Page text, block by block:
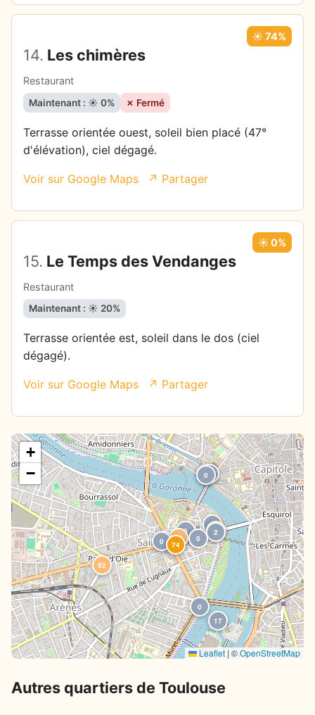
14. Les chimères
Restaurant
☀️ 74%
Maintenant : ☀️ 0% ✗ Fermé
Terrasse orientée ouest, soleil bien placé (47°
d'élévation), ciel dégagé.
Voir sur Google Maps ↗ Partager
15. Le Temps des Vendanges
Restaurant
☀️ 0%
Maintenant : ☀️ 20%
Terrasse orientée est, soleil dans le dos (ciel
dégagé).
Voir sur Google Maps ↗ Partager
00
52
0
2
0
0
56
00
17
0
74
0
+
−
Leaflet | ©OpenStreetMap
Autres quartiers de Toulouse